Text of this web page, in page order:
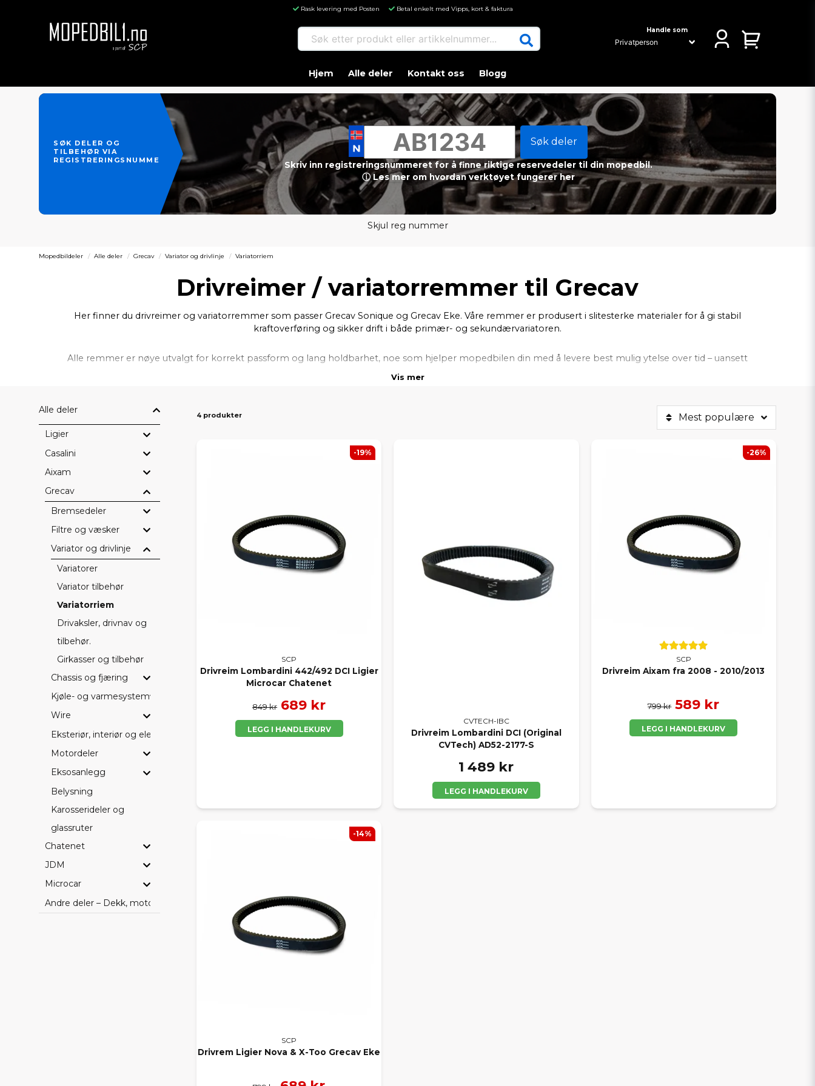
Rask levering med Posten Betal enkelt med Vipps, kort & faktura
Søk etter produkt eller artikkelnummer... Handle som
Hjem Alle deler Kontakt oss Blogg
SØK DELER OG
TILBEHØR VIA
REGISTRERINGSNUMMER
Søk deler
Skriv inn registreringsnummeret for å finne riktige reservedeler til din mopedbil.
ⓘ Les mer om hvordan verktøyet fungerer her
Skjul reg nummer
Mopedbildeler Alle deler Grecav Variator og drivlinje Variatorriem
Drivreimer / variatorremmer til Grecav
Her finner du drivreimer og variatorremmer som passer Grecav Sonique og Grecav Eke. Våre remmer er produsert i slitesterke materialer for å gi stabil
kraftoverføring og sikker drift i både primær- og sekundærvariatoren.
Alle remmer er nøye utvalgt for korrekt passform og lang holdbarhet, noe som hjelper mopedbilen din med å levere best mulig ytelse over tid – uansett
kjøreforhold.
Vis mer
Alle deler
Ligier
Casalini
Aixam
Grecav
Bremsedeler
Filtre og væsker
Variator og drivlinje
Variatorer
Variator tilbehør
Variatorriem
Drivaksler, drivnav og
tilbehør.
Girkasser og tilbehør
Chassis og fjæring
Kjøle- og varmesystem
Wire
Eksteriør, interiør og elektriske detaljer
Motordeler
Eksosanlegg
Belysning
Karosserideler og
glassruter
Chatenet
JDM
Microcar
Andre deler – Dekk, motorer, batteri og bilpleie
4 produkter Mest populære
SCP
Drivreim Lombardini 442/492 DCI Ligier
Microcar Chatenet
849 kr 689 kr
LEGG I HANDLEKURV
-19%
CVTECH-IBC
Drivreim Lombardini DCI (Original
CVTech) AD52-2177-S
1 489 kr
LEGG I HANDLEKURV
SCP
Drivreim Aixam fra 2008 - 2010/2013
799 kr 589 kr
LEGG I HANDLEKURV
-26%
SCP
Drivrem Ligier Nova & X-Too Grecav Eke
-14%